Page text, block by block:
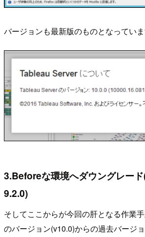
バージョンも最新版のものとなっていま
3.Beforeな環境へダウングレー
9.2.0)
そしてここからが今回の肝となる作業
のバージョン(v10.0)からの過去バージ